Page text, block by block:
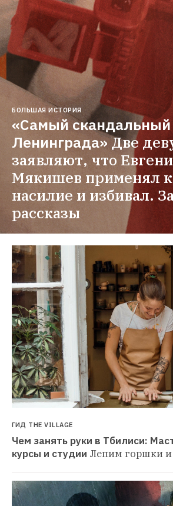
БОЛЬШАЯ ИСТОРИЯ
«Самый скандальный
Ленинграда»Две
заявляют, что
Мякишев применял
насилие и избивал.
рассказы
ГИД THE VILLAGE
Чем занять руки в Тбилиси:
курсы и студии Лепим горшки и